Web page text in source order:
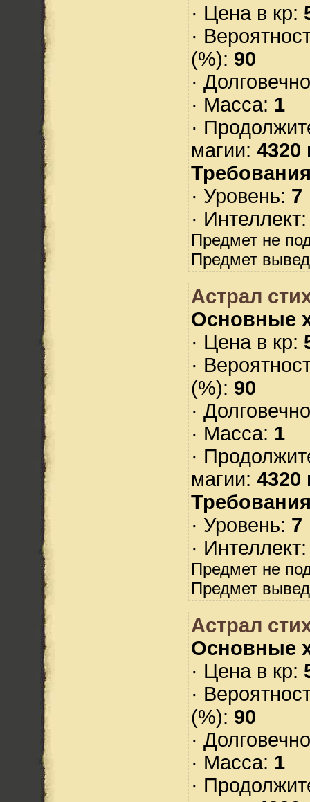
· Цена в кр:
·
(%): 90
·
· Масса: 1
·
магии: 4320
· Уровень: 7
·
Предмет не
Предмет
Астрал
Основные
· Цена в кр:
·
(%): 90
·
· Масса: 1
·
магии: 4320
· Уровень: 7
·
Предмет не
Предмет
Астрал
Основные
· Цена в кр:
·
(%): 90
·
· Масса: 1
·